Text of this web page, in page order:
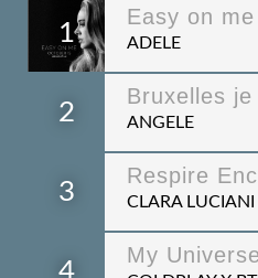
1
Easy on me
ADELE
2
Bruxelles
ANGELE
3
Respire
CLARA LUCIANI
4
My Universe